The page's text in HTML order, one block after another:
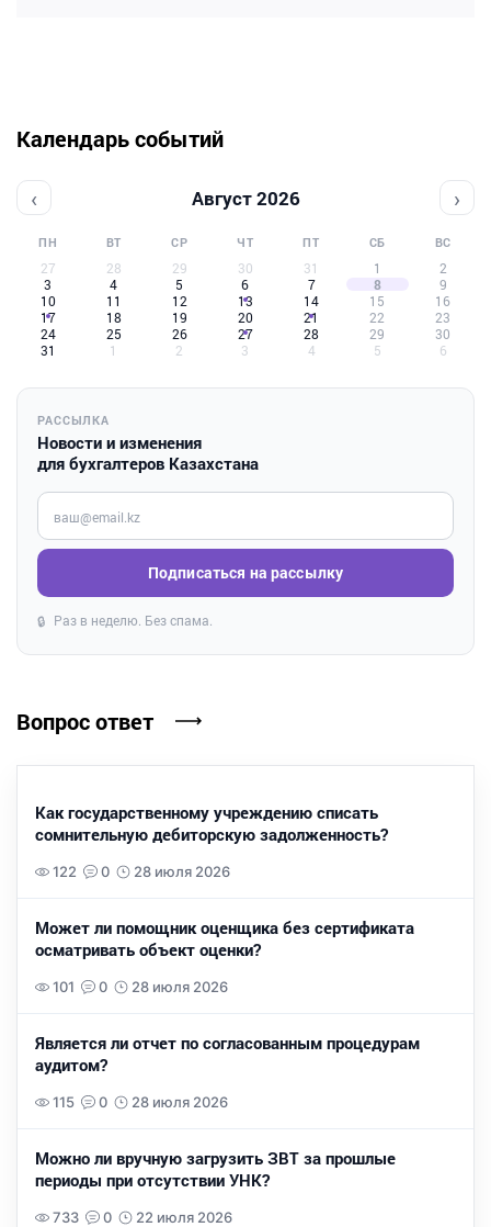
Календарь событий
‹ Август 2026 ›
ПН ВТ СР ЧТ ПТ СБ ВС
27 28 29 30 31 1
2
3
4 5 6 7 8
9
10
11 12 13 14 15
16
17
18 19 20 21 22
23
24
25 26 27 28 29
30
31
1 2 3 4 5 6
РАССЫЛКА
Новости и изменения
для бухгалтеров Казахстана
Введите ваш e-mail
Подписаться на рассылку
🔒 Раз в неделю. Без спама.
Вопрос ответ
Как государственному учреждению списать
сомнительную дебиторскую задолженность?
122 0 28 июля 2026
Может ли помощник оценщика без сертификата
осматривать объект оценки?
101 0 28 июля 2026
Является ли отчет по согласованным процедурам
аудитом?
115 0 28 июля 2026
Можно ли вручную загрузить ЗВТ за прошлые
периоды при отсутствии УНК?
733 0 22 июля 2026